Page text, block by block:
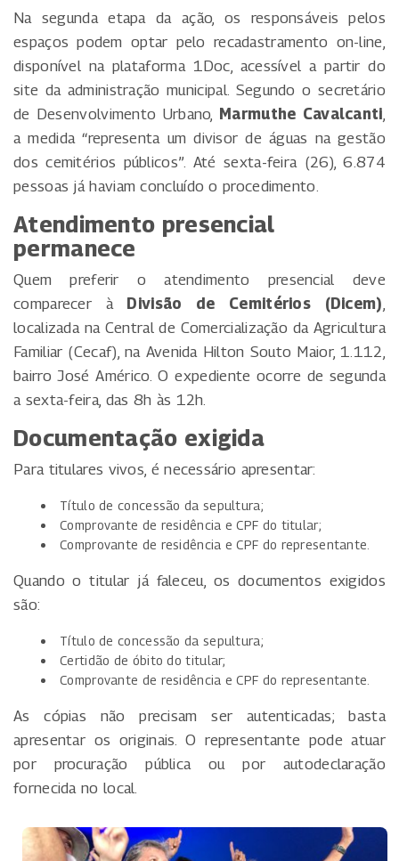
Na segunda etapa da ação, os responsáveis pelos
espaços podem optar pelo recadastramento on-line,
disponível na plataforma 1Doc, acessível a partir do
site da administração municipal. Segundo o secretário
de Desenvolvimento Urbano, Marmuthe Cavalcanti
a medida “representa um divisor de águas na gestão
dos cemitérios públicos”. Até sexta-feira (26), 6.874
pessoas já haviam concluído o procedimento.
Atendimento presencial
permanece
Quem preferir o atendimento presencial deve
comparecer à Divisão de Cemitérios (Dicem)
localizada na Central de Comercialização da Agricultura
Familiar (Cecaf), na Avenida Hilton Souto Maior, 1.112,
bairro José Américo. O expediente ocorre de segunda
a sexta-feira, das 8h às 12h.
Documentação exigida
Para titulares vivos, é necessário apresentar:
Título de concessão da sepultura;
Comprovante de residência e CPF do titular;
Comprovante de residência e CPF do representante.
Quando o titular já faleceu, os documentos exigidos
são:
Título de concessão da sepultura;
Certidão de óbito do titular;
Comprovante de residência e CPF do representante.
As cópias não precisam ser autenticadas; basta
apresentar os originais. O representante pode atuar
por procuração pública ou por autodeclaração
fornecida no local.